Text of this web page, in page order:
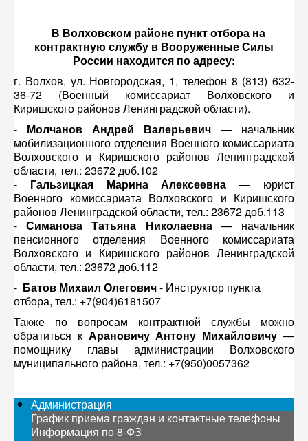
В Волховском районе пункт отбора на
контрактную службу в Вооруженные Силы
России находится по адресу:
г. Волхов, ул. Новгородская, 1, телефон 8 (813) 632-
36-72 (Военный комиссариат Волховского и
Киришского районов Ленинградской области).
- Молчанов Андрей Валерьевич — начальник
мобилизационного отделения Военного комиссариата
Волховского и Киришского районов Ленинградской
области, тел.: 23672 доб.102
- Гальзицкая Марина Алексеевна — юрист
Военного комиссариата Волховского и Киришского
районов Ленинградской области, тел.: 23672 доб.113
-Симанова Татьяна Николаевна— начальник
пенсионного отделения Военного комиссариата
Волховского и Киришского районов Ленинградской
области, тел.: 23672 доб.112
- Батов Михаил Олегович- Инструктор пункта
отбора, тел.: +7(904)6181507
Также по вопросам контрактной службы можно
обратиться к Арановичу Антону Михайловичу —
помощнику главы администрации Волховского
муниципального района, тел.: +7(950)0057362
Администрация
График приема граждан и контактные телефоны
Информация по 8-ФЗ